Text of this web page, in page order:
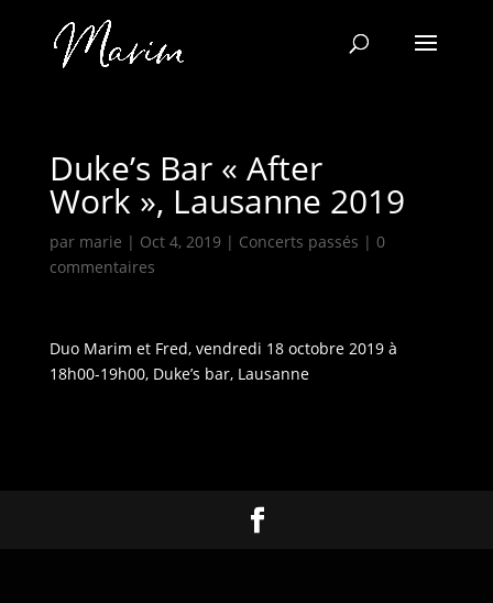
Duke’s Bar « After
Work », Lausanne 2019
par marie | Oct 4, 2019 | Concerts passés | 0
commentaires
Duo Marim et Fred, vendredi 18 octobre 2019 à
18h00-19h00, Duke’s bar, Lausanne